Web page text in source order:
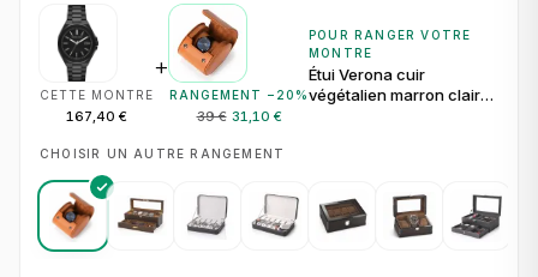
CETTE MONTRE
167,40 €
+
RANGEMENT − 20 %
39 € 31,10 €
POUR RANGER VOTRE
MONTRE
Étui Verona cuir
végétalien marron clair
CHOISIR UN AUTRE RANGEMENT